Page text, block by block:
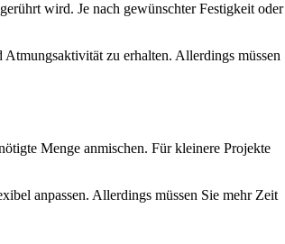
wird. Je nach gewünschter Festigkeit oder
zu erhalten. Allerdings müssen
Menge anmischen. Für kleinere Projekte
anpassen. Allerdings müssen Sie mehr Zeit